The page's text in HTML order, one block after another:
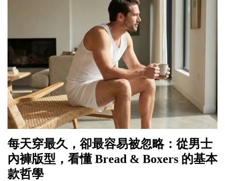
每天穿最久，卻最容易被忽略：從男士
內褲版型，看懂 Bread & Boxers 的基本
款哲學